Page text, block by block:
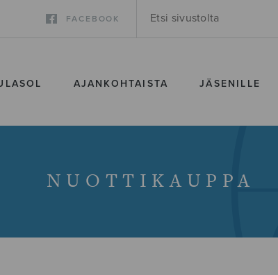
FACEBOOK
AJANKOHTAISTA JÄSENILLE
NUOTTIKAUPPA